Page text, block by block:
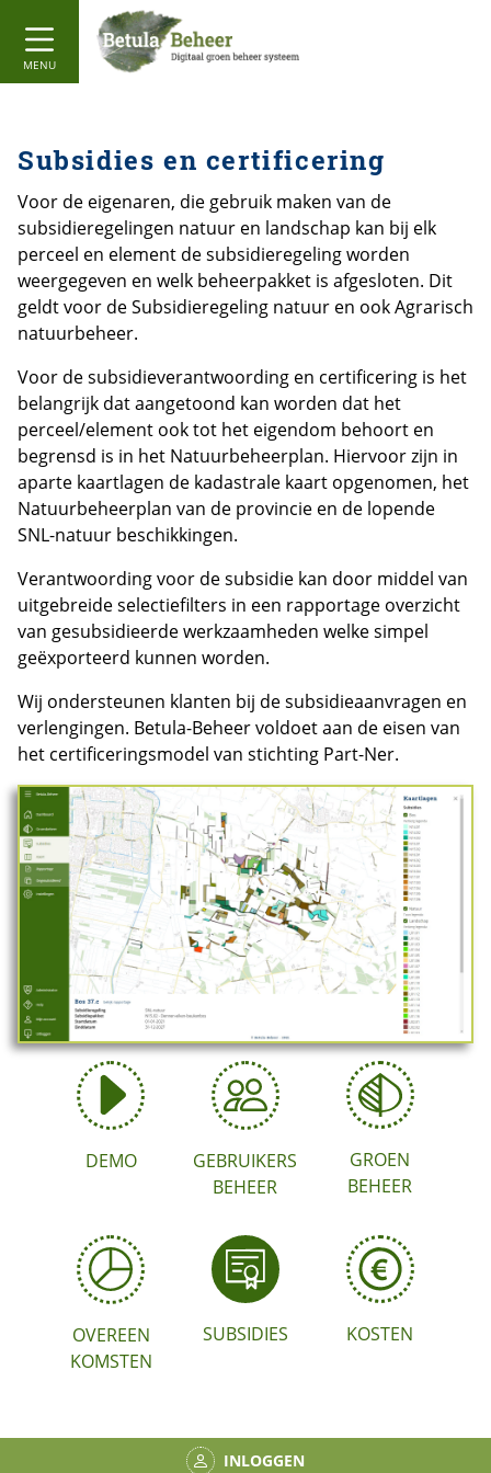
MENU
Subsidies en certificering
Voor de eigenaren, die gebruik maken van de
subsidieregelingen natuur en landschap kan bij elk
perceel en element de subsidieregeling worden
weergegeven en welk beheerpakket is afgesloten. Dit
geldt voor de Subsidieregeling natuur en ook Agrarisch
natuurbeheer.
Voor de subsidieverantwoording en certificering is het
belangrijk dat aangetoond kan worden dat het
perceel/element ook tot het eigendom behoort en
begrensd is in het Natuurbeheerplan. Hiervoor zijn in
aparte kaartlagen de kadastrale kaart opgenomen, het
Natuurbeheerplan van de provincie en de lopende
SNL-natuur beschikkingen.
Verantwoording voor de subsidie kan door middel van
uitgebreide selectiefilters in een rapportage overzicht
van gesubsidieerde werkzaamheden welke simpel
geëxporteerd kunnen worden.
Wij ondersteunen klanten bij de subsidieaanvragen en
verlengingen. Betula-Beheer voldoet aan de eisen van
het certificeringsmodel van stichting Part-Ner.
DEMO
GEBRUIKERS
BEHEER
GROEN
BEHEER
OVEREEN
KOMSTEN
SUBSIDIES KOSTEN
INLOGGEN